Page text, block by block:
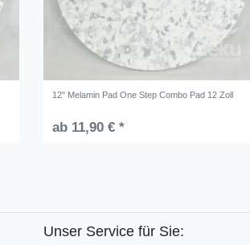
12" Melamin Pad One Step Combo Pad 12 Zoll
ab 11,90 € *
Unser Service für Sie: